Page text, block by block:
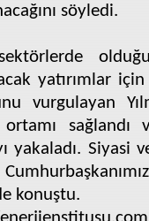
söyledi.
yatırımlar
vurgulayan
ortamı
yakaladı.
konuştu.